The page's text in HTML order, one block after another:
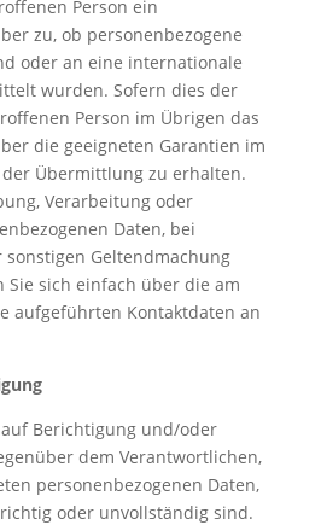
Person ein
zu, ob personenbezogene
oder an eine internationale
wurden. Sofern dies der
Person im Übrigen das
die geeigneten Garantien im
Übermittlung zu erhalten.
Verarbeitung oder
Daten, bei
Geltendmachung
Sie sich einfach über die am
aufgeführten Kontaktdaten an
Berichtigung und/oder
dem Verantwortlichen,
personenbezogenen Daten,
oder unvollständig sind.